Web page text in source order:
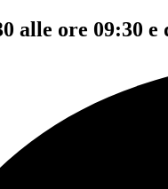
ore 09:30 e